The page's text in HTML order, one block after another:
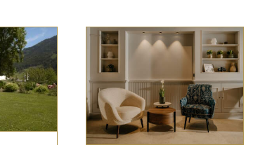
en
Mirabell
Noticias